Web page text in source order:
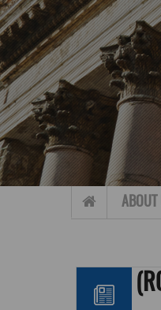
Skip to content